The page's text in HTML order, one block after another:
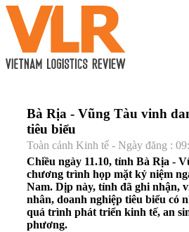
Bà Rịa - Vũng Tàu vinh
tiêu biểu
Toàn cảnh Kinh tế - Ngày đăng :
Chiều ngày 11.10, tỉnh Bà Rịa -
chương trình họp mặt kỷ niệm
Nam. Dịp này, tỉnh đã ghi nhận,
nhân, doanh nghiệp tiêu biểu có
quá trình phát triển kinh tế, an
phương.